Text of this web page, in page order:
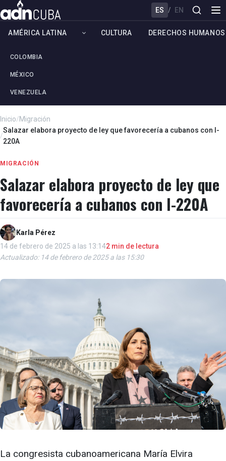
ES / EN
AMÉRICA LATINA
COLOMBIA
MÉXICO
VENEZUELA
CULTURA DERECHOS HUMANOS
Inicio/Migración
/
Salazar elabora proyecto de ley que favorecería a cubanos con I-
220A
MIGRACIÓN
Salazar elabora proyecto de ley que
favorecería a cubanos con I-220A
Karla Pérez
14 de febrero de 2025 a las 13:142 min de lectura
Actualizado: 14 de febrero de 2025 a las 15:30
La congresista cubanoamericana María Elvira